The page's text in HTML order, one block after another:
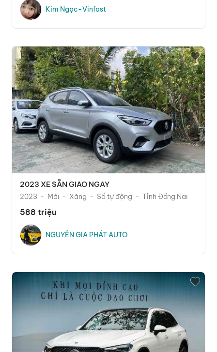
Kim Ngọc-Vinfast
2023 XE SẴN GIAO NGAY
2023 Mới Xăng Số tự động Tỉnh Đồng Nai
588 triệu
NGUYÊN GIA PHÁT AUTO